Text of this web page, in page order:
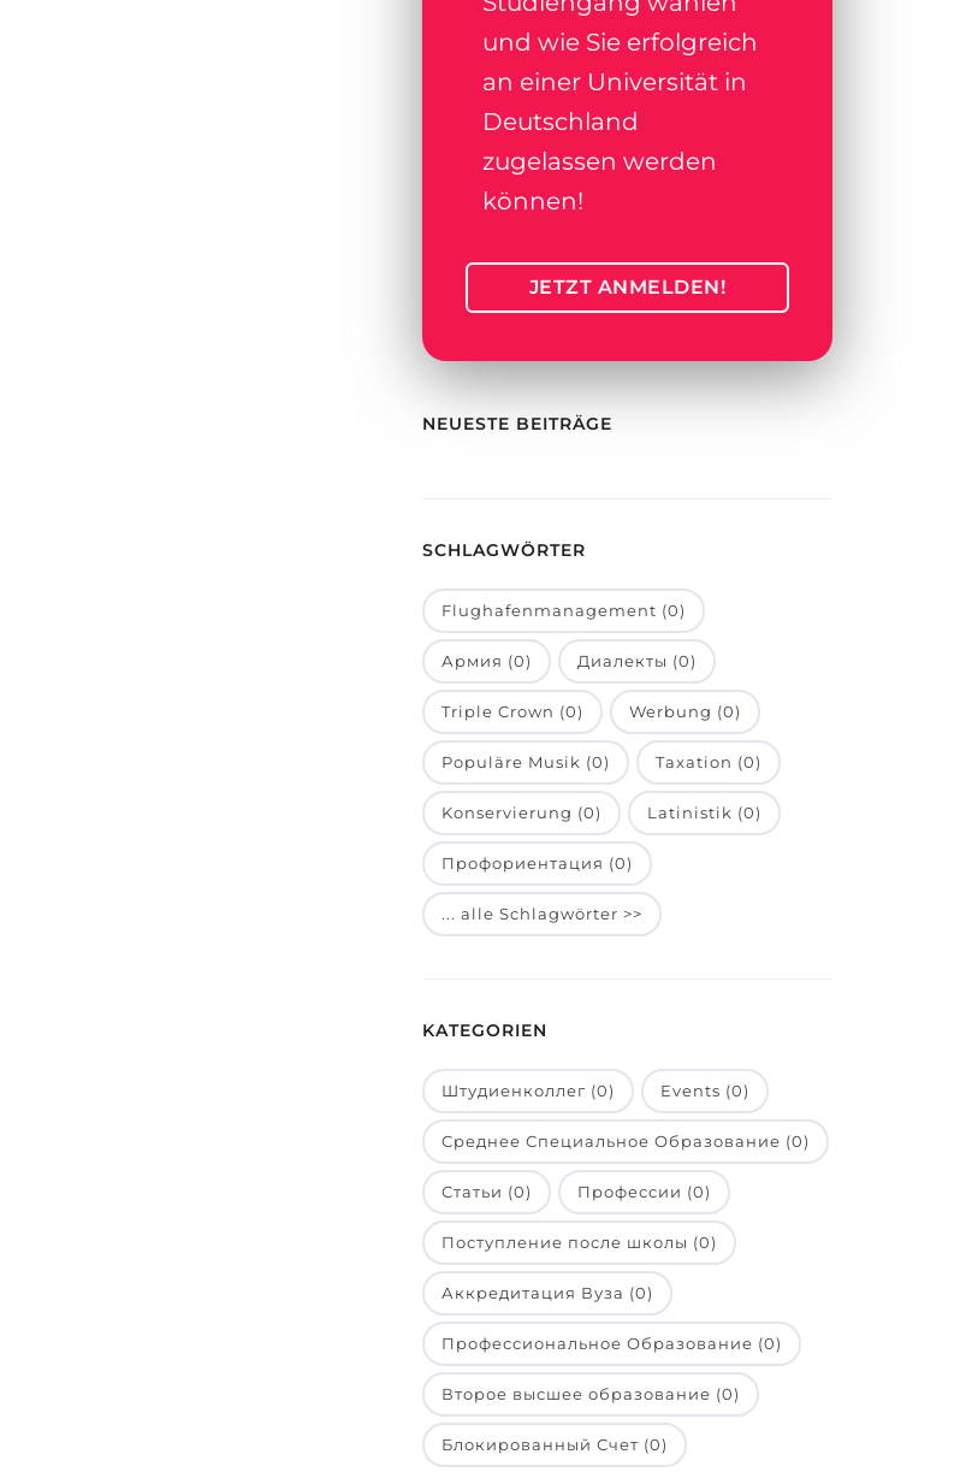
und wie Sie erfolgreich
an einer Universität in
Deutschland
zugelassen werden
können!
JETZT ANMELDEN!
NEUESTE BEITRÄGE
SCHLAGWÖRTER
Flughafenmanagement (0)
Армия (0) Диалекты (0)
Triple Crown (0) Werbung (0)
Populäre Musik (0) Taxation (0)
Konservierung (0) Latinistik (0)
Профориентация (0)
... alle Schlagwörter >>
KATEGORIEN
Штудиенколлег (0) Events (0)
Среднее Специальное Образование (0)
Статьи (0) Профессии (0)
Поступление после школы (0)
Аккредитация Вуза (0)
Профессиональное Образование (0)
Второе высшее образование (0)
Блокированный Счет (0)